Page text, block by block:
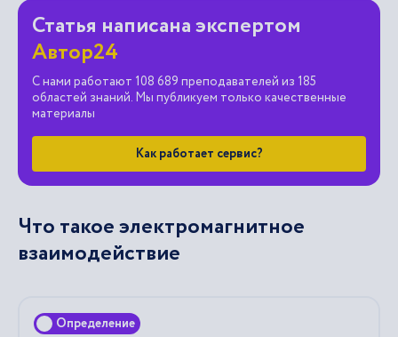
Статья написана экспертом
Автор24
С нами работают 108 689 преподавателей из 185
областей знаний. Мы публикуем только качественные
материалы
Как работает сервис?
Что такое электромагнитное
взаимодействие
Определение